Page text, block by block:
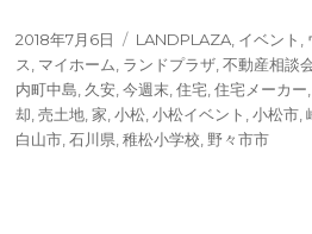
投
稿
日:
2018年7月6日
タ
グ
LANDPLAZA イベント
ス マイホーム ランドプラザ ,不動産相談
内町中島 久安 ,今週末 ,住宅 ,住宅メーカー
却 ,売土地 ,家 ,小松 ,小松イベント ,小松市 ,
白山市 ,石川県 ,稚松小学校 野々市市